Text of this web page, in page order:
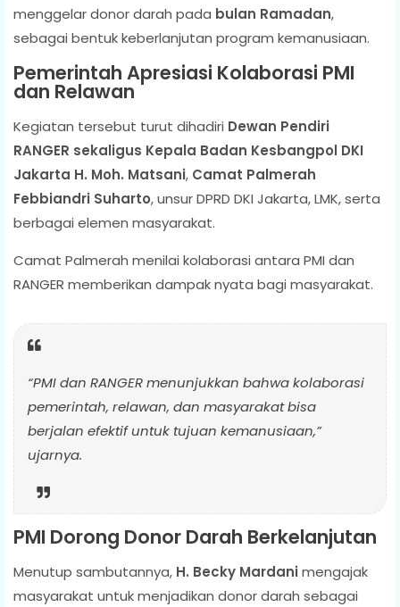
menggelar donor darah pada bulan Ramadan,
sebagai bentuk keberlanjutan program kemanusiaan.
Pemerintah Apresiasi Kolaborasi PMI
dan Relawan
Kegiatan tersebut turut dihadiri Dewan Pendiri
RANGER sekaligus Kepala Badan Kesbangpol DKI
Jakarta H. Moh. Matsani, Camat Palmerah
Febbiandri Suharto, unsur DPRD DKI Jakarta, LMK, serta
berbagai elemen masyarakat.
Camat Palmerah menilai kolaborasi antara PMI dan
RANGER memberikan dampak nyata bagi masyarakat.
“PMI dan RANGER menunjukkan bahwa kolaborasi
pemerintah, relawan, dan masyarakat bisa
berjalan efektif untuk tujuan kemanusiaan,”
ujarnya.
PMI Dorong Donor Darah Berkelanjutan
Menutup sambutannya, H. Becky Mardanimengajak
masyarakat untuk menjadikan donor darah sebagai